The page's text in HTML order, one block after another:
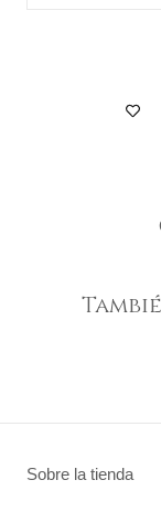
Sobre la tienda